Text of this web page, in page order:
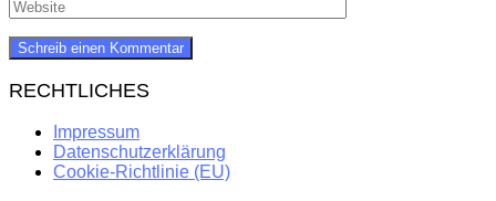
RECHTLICHES
Impressum
Datenschutzerklärung
Cookie-Richtlinie (EU)